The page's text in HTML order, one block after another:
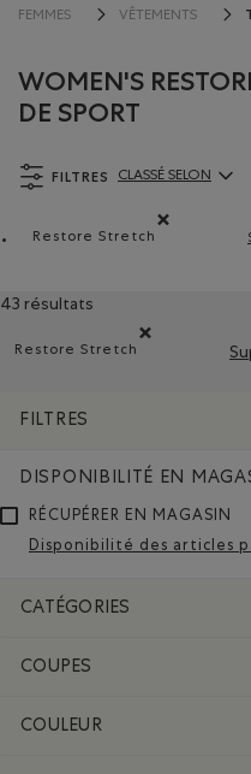
FEMMES VÊTEMENTS
WOMEN'S
DE SPORT
FILTRES
Restore Stretch
ClassÃ© selon
CLASSÉ SELON
43 résultats
Restore Stretch
Supprimer le filtre
FILTRES
DISPONIBILITÉ EN
RÉCUPÉRER EN MAGASIN
Disponibilité des articles
CATÉGORIES
COUPES
COULEUR